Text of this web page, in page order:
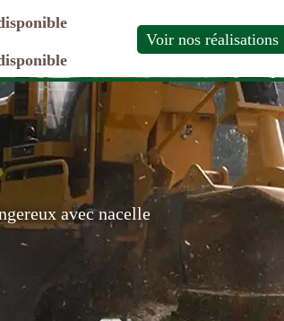
Voir nos réalisations
avec nacelle